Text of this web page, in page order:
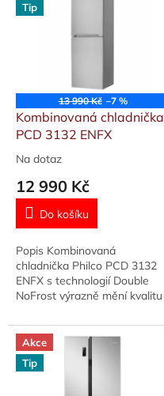
pp Tip
13 990 Kč –7 %
Kombinovaná chladnička
PCD 3132 ENFX
Průměrné
produktu
5,0
5
hvězdiček.
Na dotaz
12 990 Kč
Do košíku
Popis Kombinovaná
chladnička Philco PCD 3132
ENFX s technologií Double
NoFrost výrazně mění kvalitu
– nevysušují se, udrží...
Akce
Tip